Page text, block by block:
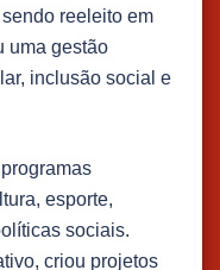
reeleito em
uma gestão
inclusão social e
esporte,
sociais.
criou projetos